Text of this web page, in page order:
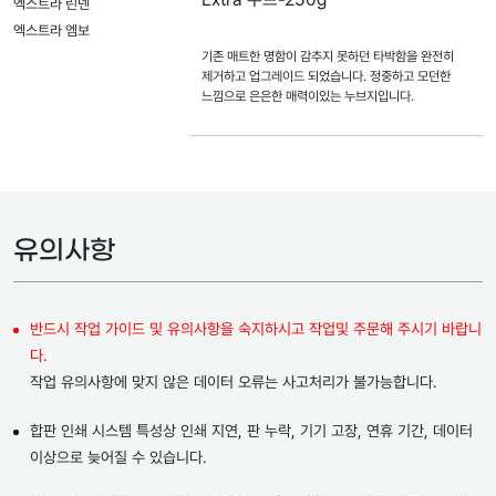
기존 매트한 명함이 감추지 못하던 타박함을 완전히
제거하고 업그레이드 되었습니다. 정중하고 모던한
느낌으로 은은한 매력이있는 누브지입니다.
엑스트라 린넨
엑스트라 엠보
유의사항
반드시 작업 가이드 및 유의사항을 숙지하시고 작업및 주문해 주시기 바랍니
다.
작업 유의사항에 맞지 않은 데이터 오류는 사고처리가 불가능합니다.
합판 인쇄 시스템 특성상 인쇄 지연, 판 누락, 기기 고장, 연휴 기간, 데이터
이상으로 늦어질 수 있습니다.